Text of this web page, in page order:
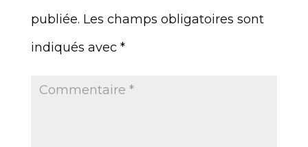
publiée. Les champs obligatoires sont
indiqués avec *